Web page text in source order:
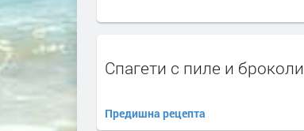
Спагети с пиле и броколи
Предишна рецепта